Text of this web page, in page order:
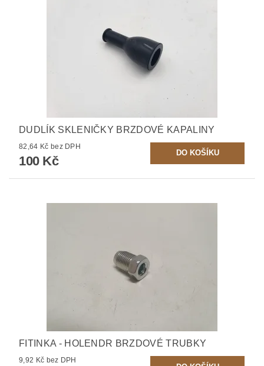
DUDLÍK SKLENIČKY BRZDOVÉ KAPALINY
82,64 Kč bez DPH
100 Kč
FITINKA - HOLENDR BRZDOVÉ TRUBKY
9,92 Kč bez DPH